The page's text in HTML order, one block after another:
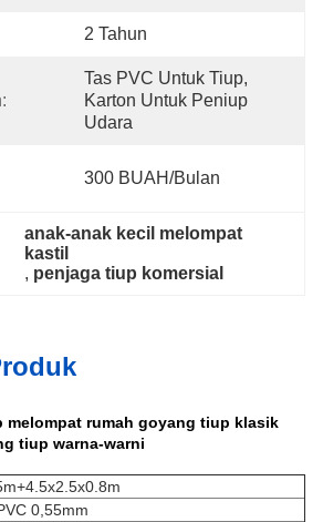
2 Tahun
Tas PVC Untuk Tiup,
Karton Untuk Peniup
Udara
300 BUAH/Bulan
anak-anak kecil melompat
kastil
, penjaga tiup komersial
melompat rumah goyang tiup klasik
tiup warna-warni
0,55mm